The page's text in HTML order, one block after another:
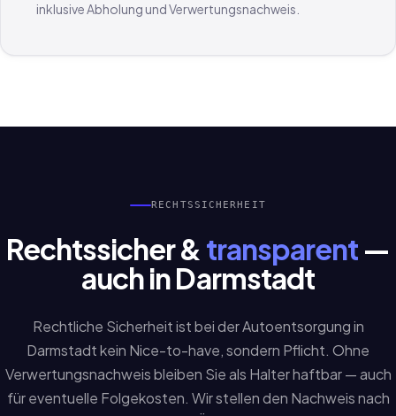
inklusive Abholung und Verwertungsnachweis.
RECHTSSICHERHEIT
Rechtssicher & transparent—
auch in Darmstadt
Rechtliche Sicherheit ist bei der Autoentsorgung in
Darmstadt kein Nice-to-have, sondern Pflicht. Ohne
Verwertungsnachweis bleiben Sie als Halter haftbar — auch
für eventuelle Folgekosten. Wir stellen den Nachweis nach